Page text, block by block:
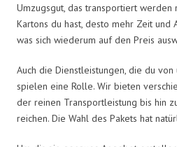
Umzugsgut, das transportiert werden
Kartons du hast, desto mehr Zeit
was sich wiederum auf den Preis
Auch die Dienstleistungen, die du von
spielen eine Rolle. Wir bieten
der reinen Transportleistung bis hin
reichen. Die Wahl des Pakets hat